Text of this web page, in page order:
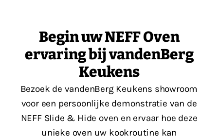
Begin uw NEFF Oven
ervaring bij vandenBerg
Keukens
Bezoek de vandenBerg Keukens showroom
voor een persoonlijke demonstratie van de
NEFF Slide & Hide oven en ervaar hoe deze
unieke oven uw kookroutine kan